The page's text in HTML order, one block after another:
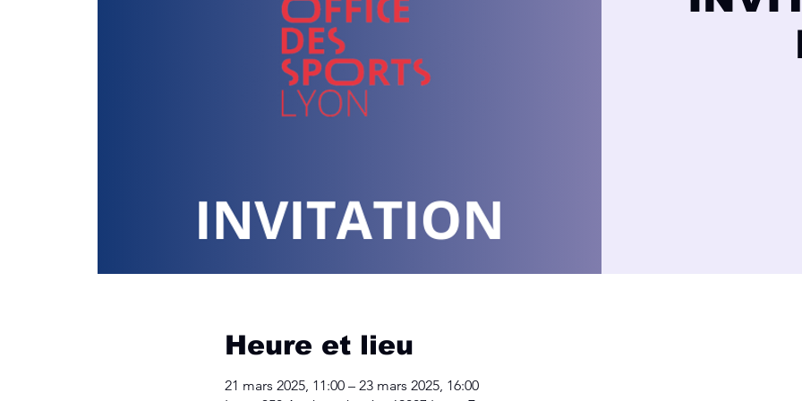
Heure et lieu
21 mars 2025, 11:00 – 23 mars 2025, 16:00